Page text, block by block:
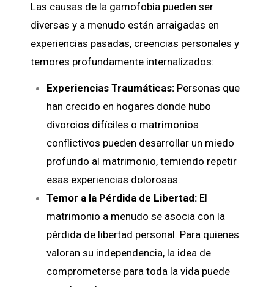
Las causas de la gamofobia pueden ser
diversas y a menudo están arraigadas en
experiencias pasadas, creencias personales y
temores profundamente internalizados:
Experiencias Traumáticas: Personas que
han crecido en hogares donde hubo
divorcios difíciles o matrimonios
conflictivos pueden desarrollar un miedo
profundo al matrimonio, temiendo repetir
esas experiencias dolorosas.
Temor a la Pérdida de Libertad: El
matrimonio a menudo se asocia con la
pérdida de libertad personal. Para quienes
valoran su independencia, la idea de
comprometerse para toda la vida puede